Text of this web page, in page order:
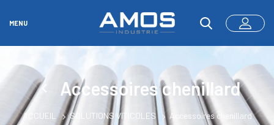
MENU
Accessoires chenillard
ACCUEIL SOLUTIONS VITICOLES Accessoires chenillard